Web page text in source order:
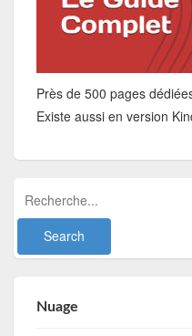
Près de 500 pages
Existe aussi en version
Nuage